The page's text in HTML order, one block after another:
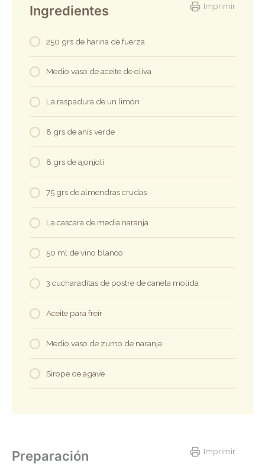
Imprimir
Ingredientes
250 grs de harina de fuerza
Medio vaso de aceite de oliva
La raspadura de un limón
8 grs de anís verde
8 grs de ajonjolí
75 grs de almendras crudas
La cascara de media naranja
50 ml de vino blanco
3 cucharaditas de postre de canela molida
Aceite para freír
Medio vaso de zumo de naranja
Sirope de agave
Imprimir
Preparación